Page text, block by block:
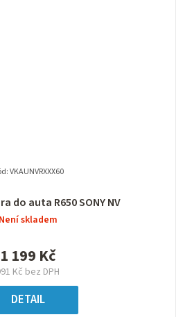
do auta R650 SONY NV
Není skladem
Kč bez DPH
1 199 Kč
DETAIL
VKAUNVRXXX60